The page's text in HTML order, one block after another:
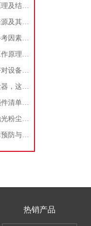
工业脉冲集尘机的工作原理及结构特点说明
工业脉冲集尘器噪音的来源及其控制策略
选购粉尘集尘机时这些参考因素很重要！
关于滤筒式集尘设备的工作原理及特点说明
使用石墨粉尘除尘器做好对设备的维护十分重要
想要维护好粉尘处理吸尘器，这几个措施真的很重要！
脉冲反吹集尘机常用易损件清单与更换周期建议
怎样挑选一个好的打磨抛光粉尘吸尘器
探讨脉冲反吹集尘器故障预防与维护要点
热销产品